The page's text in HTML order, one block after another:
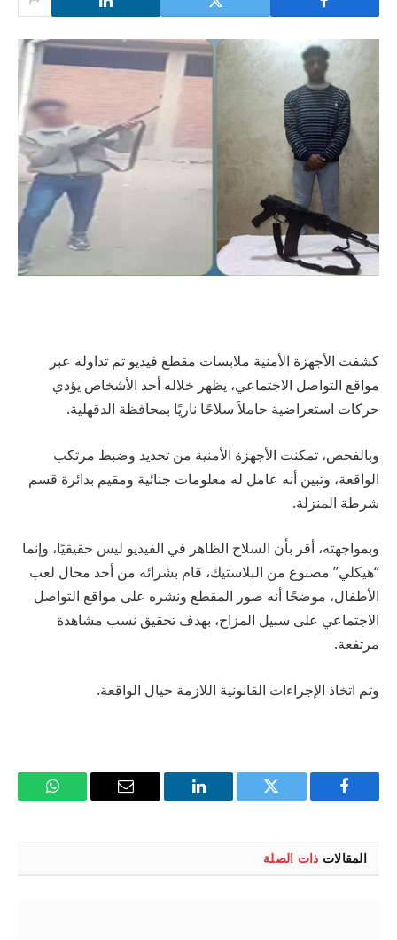
كشفت الأجهزة الأمنية ملابسات مقطع فيديو تم تداوله عبر
مواقع التواصل الاجتماعي، يظهر خلاله أحد الأشخاص يؤدي
حركات استعراضية حاملاً سلاحًا ناريًا بمحافظة الدقهلية.
وبالفحص، تمكنت الأجهزة الأمنية من تحديد وضبط مرتكب
الواقعة، وتبين أنه عامل له معلومات جنائية ومقيم بدائرة قسم
شرطة المنزلة.
وبمواجهته، أقر بأن السلاح الظاهر في الفيديو ليس حقيقيًا، وإنما
“هيكلي” مصنوع من البلاستيك، قام بشرائه من أحد محال لعب
الأطفال، موضحًا أنه صور المقطع ونشره على مواقع التواصل
الاجتماعي على سبيل المزاح، بهدف تحقيق نسب مشاهدة
مرتفعة.
وتم اتخاذ الإجراءات القانونية اللازمة حيال الواقعة.
فيسبوك تويتر لينكدإن
البريد
واتساب
المقالات ذات الصلة